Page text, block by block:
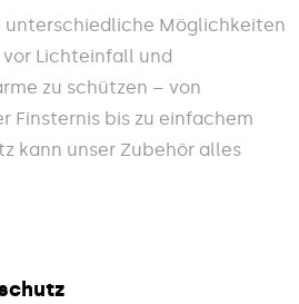
unterschiedliche Möglichkeiten
vor Lichteinfall und
zu schützen – von
Finsternis bis zu einfachem
kann unser Zubehör alles